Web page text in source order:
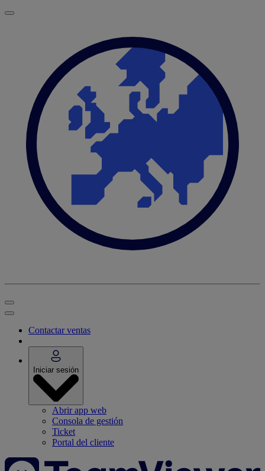
Contactar ventas
Iniciar sesión
Abrir app web
Consola de gestión
Ticket
Portal del cliente